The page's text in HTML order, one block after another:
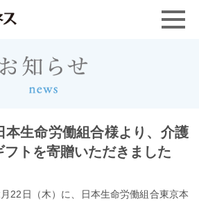
本生命労働組合様より、介護
フトを寄贈いただきました
22日（木）に、日本生命労働組合東京本